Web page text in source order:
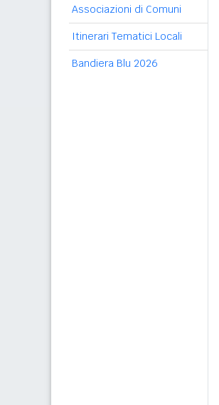
Associazioni di Comuni
Itinerari Tematici Locali
Bandiera Blu 2026